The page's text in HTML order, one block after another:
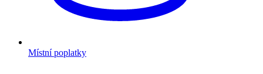
Místní poplatky